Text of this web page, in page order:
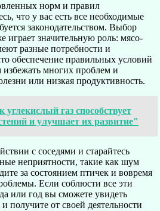
норм и правил
что у вас есть все необходимые
законодательством. Выбор
играет значительную роль: мясо-
разные потребности и
обеспечение правильных условий
многих проблем и
или низкая продуктивность.
углекислый газ способствует
и улучшает их развитие"
с соседями и старайтесь
неприятности, такие как шум
за состоянием птичек и вовремя
Если соблюсти все эти
или год вы сможете увидеть
получите от своей деятельности